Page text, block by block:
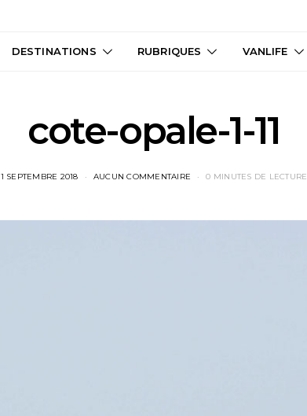
DESTINATIONS RUBRIQUES VANLIFE
cote-opale-1-11
1 SEPTEMBRE 2018 AUCUN COMMENTAIRE 0 MINUTES DE LECTURE